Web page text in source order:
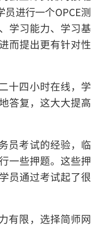
进行一个OPCE测
学习能力、学习基
而提出更有针对性
十四小时在线，学
答复，这大大提高
员考试的经验，临
一些押题。这些押
员通过考试起了很
有限，选择简师网